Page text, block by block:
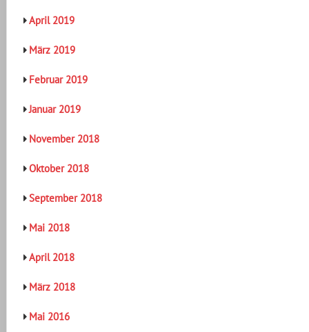
April 2019
März 2019
Februar 2019
Januar 2019
November 2018
Oktober 2018
September 2018
Mai 2018
April 2018
März 2018
Mai 2016